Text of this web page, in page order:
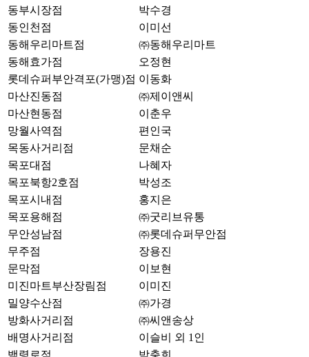
동부시장점
박수경
동인천점
이미선
동해우리마트점
㈜동해우리마트
동해효가점
오정현
롯데슈퍼부안격포(가맹)점 이동화
마산진동점
㈜제이앤씨
마산현동점
이춘우
망월사역점
편인국
목동사거리점
문채순
목포대점
나혜자
목포북항2호점
박성조
목포시내점
홍지은
목포용해점
㈜굿리브유통
무안성남점
㈜롯데슈퍼무안점
무주점
장용진
문막점
이보현
미진마트부산장림점
이미진
밀양수산점
㈜가경
방화사거리점
㈜씨앤송상
배명사거리점
이슬비 외 1인